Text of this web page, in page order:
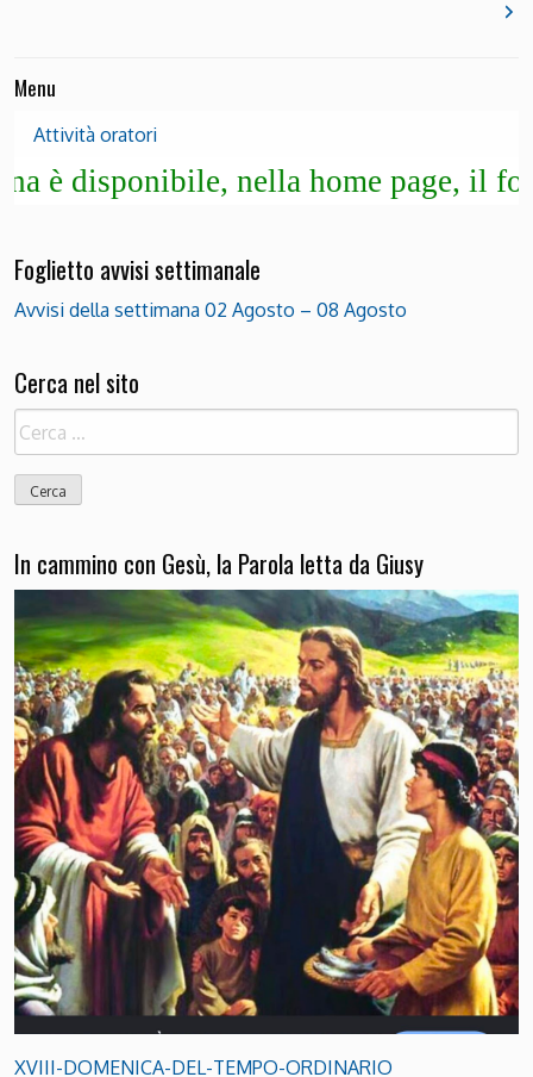
Menu
Attività oratori
nella home page, il
Foglietto avvisi settimanale
Avvisi della settimana 02 Agosto – 08 Agosto
Cerca nel sito
Ricerca
per:
In cammino con Gesù, la Parola letta da Giusy
XVIII-DOMENICA-DEL-TEMPO-ORDINARIO